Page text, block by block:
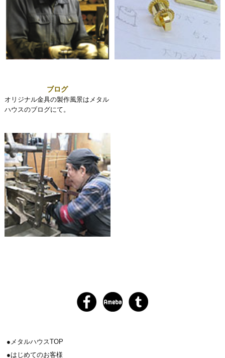
ブログ
オリジナル金具の製作風景はメタル
ハウスのブログにて。
メタルハウスTOP
はじめてのお客様